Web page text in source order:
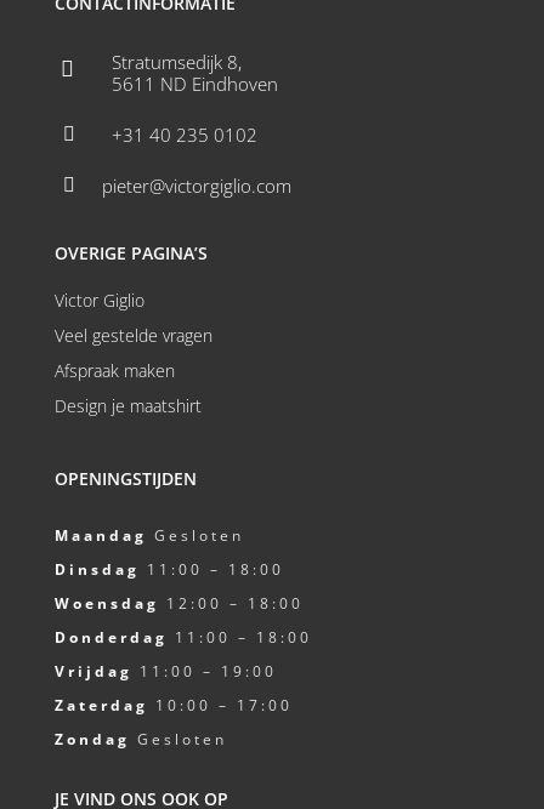

Stratumsedijk 8,
5611 ND Eindhoven
 +31 40 235 0102
 pieter@victorgiglio.com
OVERIGE PAGINA’S
Victor Giglio
Veel gestelde vragen
Afspraak maken
Design je maatshirt
OPENINGSTIJDEN
Maandag Gesloten
Dinsdag 11:00 – 18:00
Woensdag 12:00 – 18:00
Donderdag 11:00 – 18:00
Vrijdag 11:00 – 19:00
Zaterdag 10:00 – 17:00
Zondag Gesloten
JE VIND ONS OOK OP